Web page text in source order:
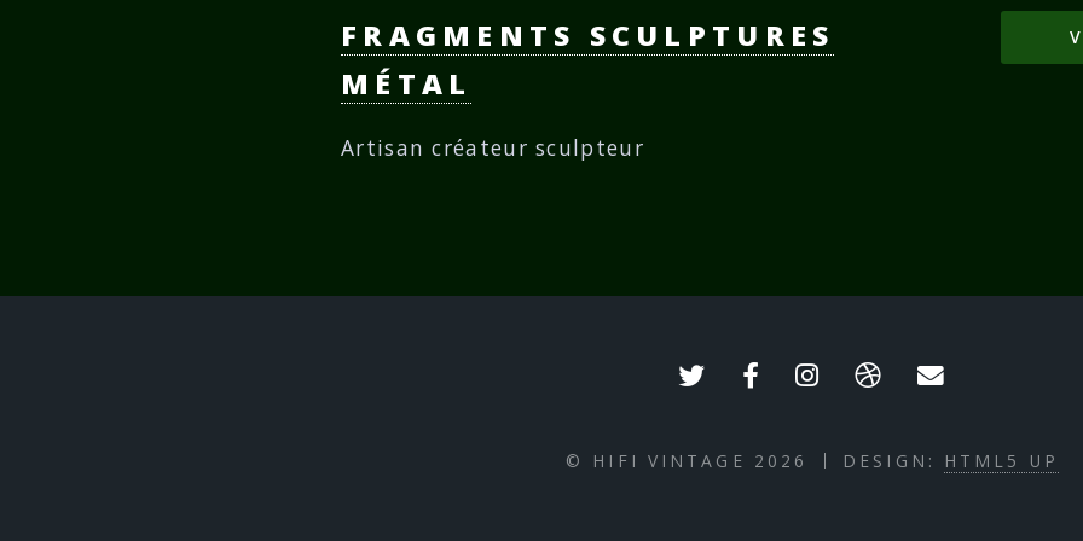
FRAGMENTS SCULPTURES
MÉTAL
Artisan créateur sculpteur
© HIFI VINTAGE 2026 DESIGN: HTML5 UP